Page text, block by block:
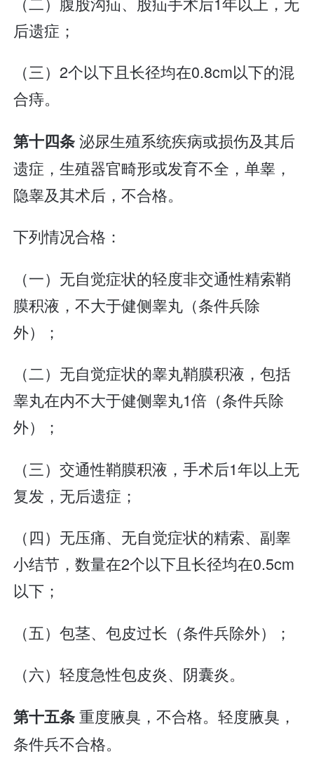
后遗症；
（三）2个以下且长径均在0.8cm以下的混
合痔。
第十四条泌尿生殖系统疾病或损伤及其后
遗症，生殖器官畸形或发育不全，单睾，
隐睾及其术后，不合格。
下列情况合格：
（一）无自觉症状的轻度非交通性精索鞘
膜积液，不大于健侧睾丸（条件兵除
外）；
（二）无自觉症状的睾丸鞘膜积液，包括
睾丸在内不大于健侧睾丸1倍（条件兵除
外）；
（三）交通性鞘膜积液，手术后1年以上无
复发，无后遗症；
（四）无压痛、无自觉症状的精索、副睾
小结节，数量在2个以下且长径均在0.5cm
以下；
（五）包茎、包皮过长（条件兵除外）；
（六）轻度急性包皮炎、阴囊炎。
第十五条重度腋臭，不合格。轻度腋臭，
条件兵不合格。